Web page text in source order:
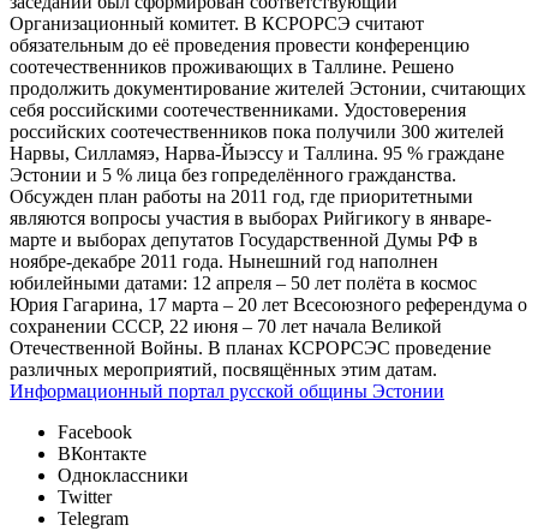
Организационный комитет. В КСРОРСЭ считают
обязательным до её проведения провести конференцию
соотечественников проживающих в Таллине. Решено
продолжить документирование жителей Эстонии, считающих
себя российскими соотечественниками. Удостоверения
российских соотечественников пока получили 300 жителей
Нарвы, Силламяэ, Нарва-Йыэссу и Таллина. 95 % граждане
Эстонии и 5 % лица без гопределённого гражданства.
Обсужден план работы на 2011 год, где приоритетными
являются вопросы участия в выборах Рийгикогу в январе-
марте и выборах депутатов Государственной Думы РФ в
ноябре-декабре 2011 года. Нынешний год наполнен
юбилейными датами: 12 апреля – 50 лет полёта в космос
Юрия Гагарина, 17 марта – 20 лет Всесоюзного референдума о
сохранении СССР, 22 июня – 70 лет начала Великой
Отечественной Войны. В планах КСРОРСЭС проведение
различных мероприятий, посвящённых этим датам.
Информационный портал русской общины Эстонии
Facebook
ВКонтакте
Одноклассники
Twitter
Telegram